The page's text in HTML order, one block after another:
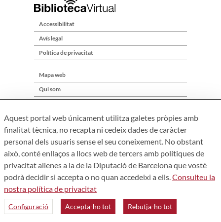
Accessibilitat
Avís legal
Política de privacitat
Mapa web
Qui som
Àrea de Cultura – Gerència de Serveis de Biblioteques. Zamora,
73. 08018 Barcelona. Tel: 934 022 241
Aquest portal web únicament utilitza galetes pròpies amb
finalitat tècnica, no recapta ni cedeix dades de caràcter
personal dels usuaris sense el seu coneixement. No obstant
això, conté enllaços a llocs web de tercers amb polítiques de
privacitat alienes a la de la Diputació de Barcelona que vostè
podrà decidir si accepta o no quan accedeixi a ells.Consulteu la
nostra política de privacitat
Configuració Accepta-ho tot Rebutja-ho tot